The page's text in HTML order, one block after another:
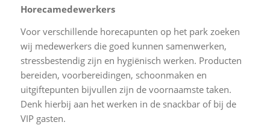
Horecamedewerkers
Voor verschillende horecapunten op het park zoeken
wij medewerkers die goed kunnen samenwerken,
stressbestendig zijn en hygiënisch werken. Producten
bereiden, voorbereidingen, schoonmaken en
uitgiftepunten bijvullen zijn de voornaamste taken.
Denk hierbij aan het werken in de snackbar of bij de
VIP gasten.